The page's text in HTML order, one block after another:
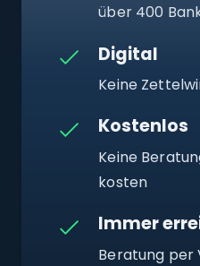
über 400
Digital
Keine
Kostenlos
Keine
kosten
Immer
Beratung per